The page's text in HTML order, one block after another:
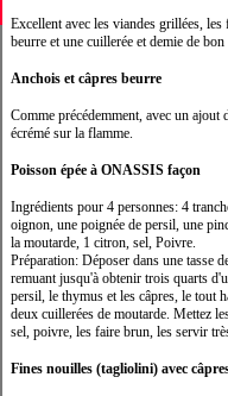
Excellent avec les viandes grillées,
beurre et une cuillerée et demie de
Anchois et câpres beurre
Comme précédemment, avec un
écrémé sur la flamme.
Poisson épée à ONASSIS façon
Ingrédients pour 4 personnes: 4
oignon, une poignée de persil, une
la moutarde, 1 citron, sel, Poivre.
Préparation: Déposer dans une tasse
remuant jusqu'à obtenir trois quarts
persil, le thymus et les câpres, le tout
deux cuillerées de moutarde. Mettez
sel, poivre, les faire brun, les servir
Fines nouilles (tagliolini) avec